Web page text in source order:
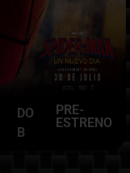
DO
B
PRE-
ESTRENO